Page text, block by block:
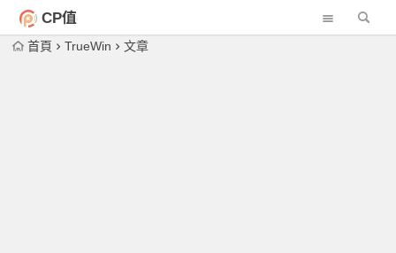
CP值
首頁 TrueWin 文章